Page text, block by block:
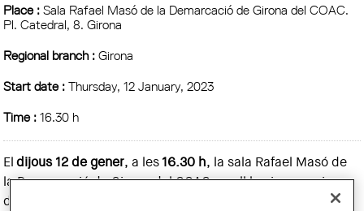
Place :Sala Rafael Masó de la Demarcació de Girona del COAC.
Pl. Catedral, 8. Girona
Regional branch :Girona
Start date :Thursday, 12 January, 2023
Time :16.30 h
Eldijous 12 de gener, a les16.30 h, la sala Rafael Masó de
la Demarcació de Girona del COAC, acull la cinquena i
darrera sessió del